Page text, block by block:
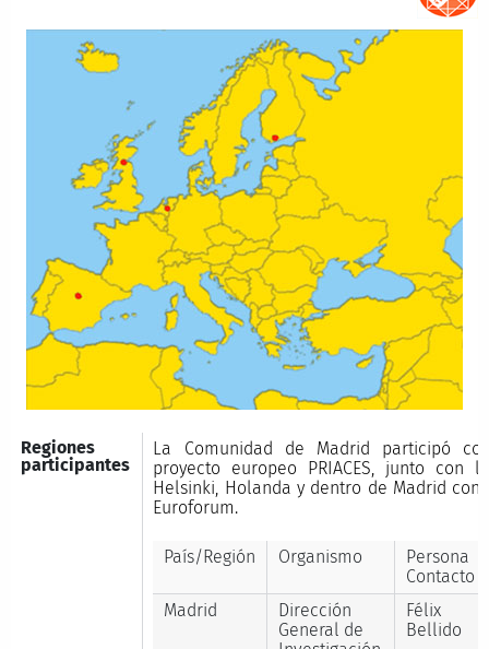
Regiones
participantes
La Comunidad de Madrid participó
proyecto europeo PRIACES, junto con
Helsinki, Holanda y dentro de Madrid
Euroforum.
País/Región Organismo
Persona
Contacto
Madrid
Dirección
General de
Félix
Bellido